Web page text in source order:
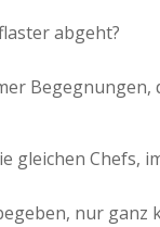
abgeht?
gleichen Chefs,
nur